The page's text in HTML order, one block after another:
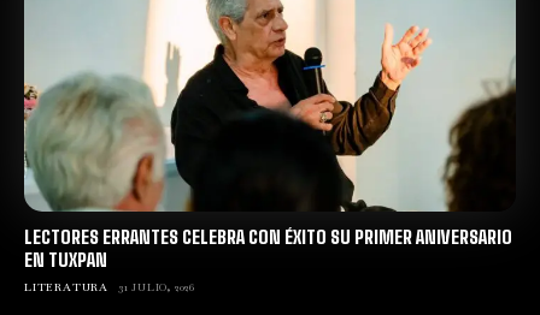
LECTORES ERRANTES CELEBRA CON ÉXITO SU PRIMER ANIVERSARIO
EN TUXPAN
LITERATURA 31 JULIO, 2026